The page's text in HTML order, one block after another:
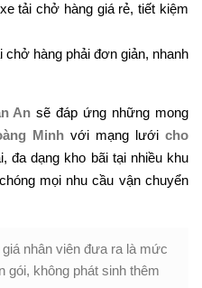
tải chở hàng giá rẻ, tiết kiệm
hàng phải đơn giản, nhanh
An sẽ đáp ứng những mong
Minhvới mạng lướicho
đa dạng kho bãi tại nhiều khu
mọi nhu cầu vận chuyển
nhân viên đưa ra là mức
gói, không phát sinh thêm